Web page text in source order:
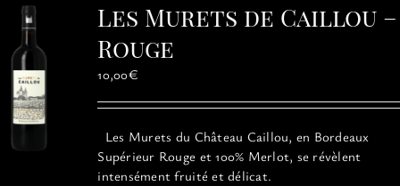
CONTACT
MON PANIER
Les Murets de Caillou –
Rouge
10,00€
Les Murets du Château Caillou, en Bordeaux
Supérieur Rouge et 100% Merlot, se révèlent
intensément fruité et délicat.